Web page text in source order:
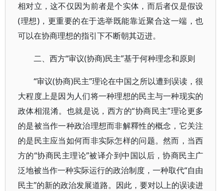
相对立，这不仅因为前者是个实体，而后者仅是假设
(理想)，更重要的在于选举既能靠近聚合这一端，也
可以在协商理想的指引下不断朝其迈进。
二、西方“审议(协商)民主”基于何种理念和原则
“审议(协商)民主”理论在中国之所以遭到误读，很
大程度上是因为人们将一种理想的民主与一种现实的
政体相混淆。也就是说，西方的“协商民主”理论更多
的是被当作一种政治理想而非解釋性的概念，它关注
的是民主应当如何而非实际怎样的问题。然而，当西
方的“协商民主理论”被译介到中国以后，协商民主广
泛地被当作一种实际运行的政治制度，一种取代“自由
民主”的新的政治发展道路。因此，要对以上的误读进